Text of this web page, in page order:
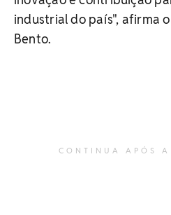
industrial do país", afirma
Bento.
CONTINUA APÓS